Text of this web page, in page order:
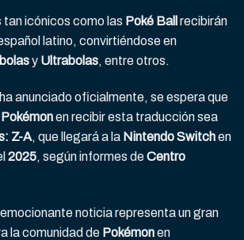
icónicos como las Poké Ball recibirán
latino, convirtiéndose en
y Ultrabolas, entre otros.
anunciado oficialmente, se espera que
Pokémonen recibir esta traducción sea
Z-A, que llegará a la Nintendo Switchen
2025, según informes deCentro
noticia representa un gran
la comunidad de Pokémonen